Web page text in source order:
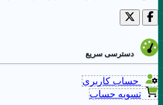
دسترسی سریع
حساب کاربری
تسویه حساب